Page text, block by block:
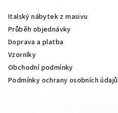
Italský nábytek z masivu
Průběh objednávky
Doprava a platba
Vzorníky
Obchodní podmínky
Podmínky ochrany osobních údajů